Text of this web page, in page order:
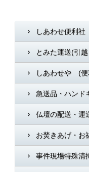
しあわせ便利
とみた運送(引
しあわせや (便
急送品・ハンド
仏壇の配送・運
お焚きあげ・お
事件現場特殊清